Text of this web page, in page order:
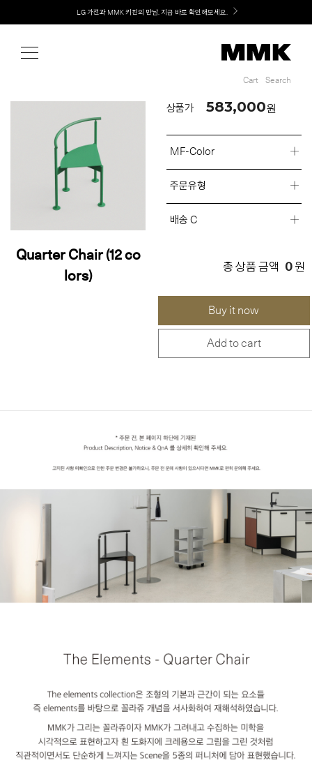
Welcome! 신규 회원가입 시 MMK Shop Coupon (총 60만원) 지급
Cart Search
Quarter Chair (12 co
lors)
상품가 583,000원
MF-Color
주문유형
배송 C
총 상품 금액 0 원
Buy it now
Add to cart